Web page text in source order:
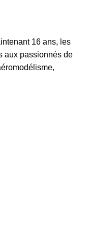
16 ans, les
aux passionnés de